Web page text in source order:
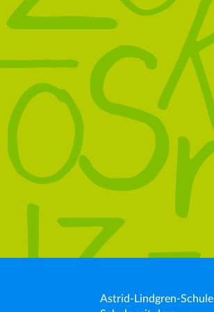
Astrid-Lindgren-Schule